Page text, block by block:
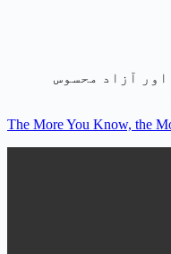
آزاد محسوس
The More You Know, the